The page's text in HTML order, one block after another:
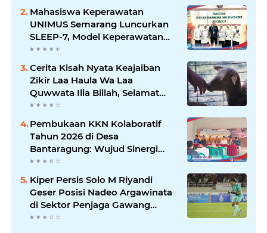
Mahasiswa Keperawatan
UNIMUS Semarang Luncurkan
SLEEP-7, Model Keperawatan
Digital Hibrida Berbasis Riset
untuk Tingkatkan Kualitas Tidur
Pasien Hipertensi
Cerita Kisah Nyata Keajaiban
Zikir Laa Haula Wa Laa
Quwwata Illa Billah, Selamat
dan Membawa Ratusan
Kambing
Pembukaan KKN Kolaboratif
Tahun 2026 di Desa
Bantaragung: Wujud Sinergi
Perguruan Tinggi dalam
Pemberdayaan Masyarakat
Kiper Persis Solo M Riyandi
Geser Posisi Nadeo Argawinata
di Sektor Penjaga Gawang
Timnas Indonesia